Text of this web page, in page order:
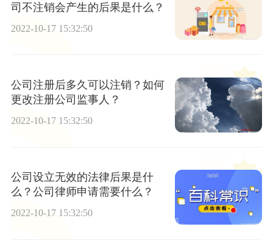
司不注销会产生的后果是什么？
2022-10-17 15:32:50
公司注册后多久可以注销？如何
更改注册公司监事人？
2022-10-17 15:32:50
公司设立无效的法律后果是什
么？公司律师申请需要什么？
2022-10-17 15:32:50